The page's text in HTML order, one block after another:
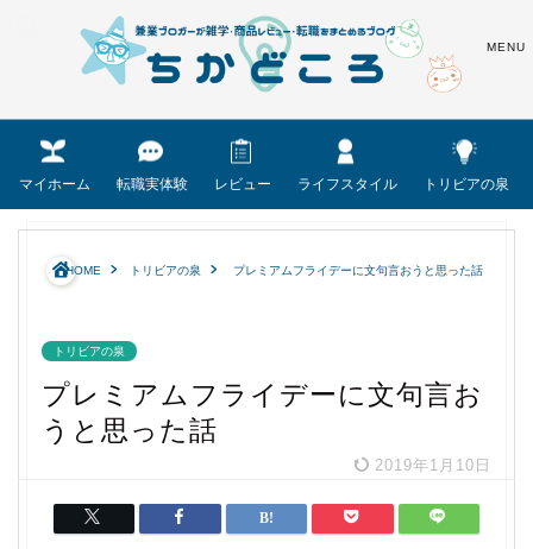
マイホーム 転職実体験 レビュー ライフスタイル トリビアの泉
HOME トリビアの泉 プレミアムフライデーに文句言おうと思った話
トリビアの泉
プレミアムフライデーに文句言お
うと思った話
2019年1月10日